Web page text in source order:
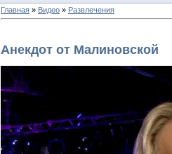
Главная » Видео » Развлечения
Анекдот от Малиновской